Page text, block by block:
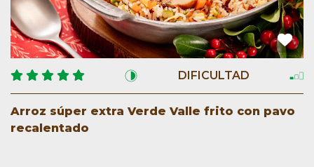
DIFICULTAD
Arroz súper extra Verde Valle frito con pavo
recalentado